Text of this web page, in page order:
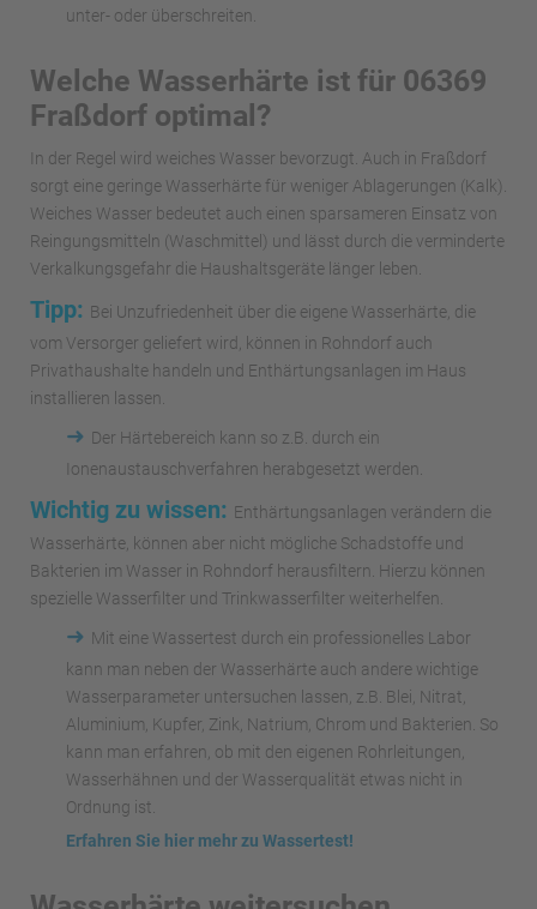
unter- oder überschreiten.
Welche Wasserhärte ist für 06369
Fraßdorf optimal?
In der Regel wird weiches Wasser bevorzugt. Auch in Fraßdorf
sorgt eine geringe Wasserhärte für weniger Ablagerungen (Kalk).
Weiches Wasser bedeutet auch einen sparsameren Einsatz von
Reingungsmitteln (Waschmittel) und lässt durch die verminderte
Verkalkungsgefahr die Haushaltsgeräte länger leben.
Tipp: Bei Unzufriedenheit über die eigene Wasserhärte, die
vom Versorger geliefert wird, können in Rohndorf auch
Privathaushalte handeln und Enthärtungsanlagen im Haus
installieren lassen.
➜ Der Härtebereich kann so z.B. durch ein
Ionenaustauschverfahren herabgesetzt werden.
Wichtig zu wissen: Enthärtungsanlagen verändern die
Wasserhärte, können aber nicht mögliche Schadstoffe und
Bakterien im Wasser in Rohndorf herausfiltern. Hierzu können
spezielle Wasserfilter und Trinkwasserfilter weiterhelfen.
➜ Mit eine Wassertest durch ein professionelles Labor
kann man neben der Wasserhärte auch andere wichtige
Wasserparameter untersuchen lassen, z.B. Blei, Nitrat,
Aluminium, Kupfer, Zink, Natrium, Chrom und Bakterien. So
kann man erfahren, ob mit den eigenen Rohrleitungen,
Wasserhähnen und der Wasserqualität etwas nicht in
Ordnung ist.
Erfahren Sie hier mehr zu Wassertest!